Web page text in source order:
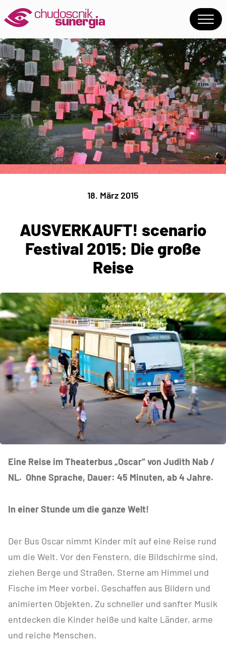
18. März 2015
AUSVERKAUFT! scenario
Festival 2015: Die große
Reise
Eine Reise im Theaterbus „Oscar“ von Judith Nab /
NL. Ohne Sprache, Dauer: 45 Minuten, ab 4 Jahre.
In einer Stunde um die ganze Welt!
Der Bus Oscar nimmt Kinder mit auf eine Reise rund
um die Welt. Vor den Fenstern, die Bildschirme sind,
ziehen Berge und Straßen, Sterne am Himmel und
Fische im Meer vorbei. Geschaffen aus Bildern und
animierten Objekten. Zu schneller und sanfter Musik
entdecken die Kinder heiße und kalte Länder, arme
und reiche Menschen.